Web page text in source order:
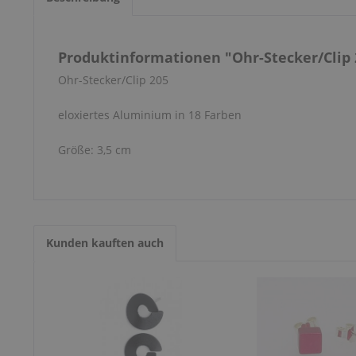
Produktinformationen "Ohr-Stecker/Clip
Ohr-Stecker/Clip 205
eloxiertes Aluminium in 18 Farben
Größe: 3,5 cm
Kunden kauften auch